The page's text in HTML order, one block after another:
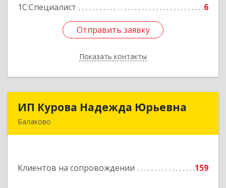
1С:Специалист
6
Отправить заявку
Показать контакты
Отправить заявку
Назад
ИП Курова Надежда Юрьевна
Балаково
Клиентов на сопровождении 159
ИП Курова Надежда Юрьевна
Подробнее